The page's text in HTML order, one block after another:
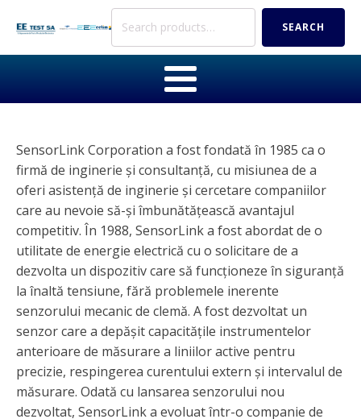
Search
SEARCH
SensorLink Corporation a fost fondată în 1985 ca o
firmă de inginerie și consultanță, cu misiunea de a
oferi asistență de inginerie și cercetare companiilor
care au nevoie să-și îmbunătățească avantajul
competitiv. În 1988, SensorLink a fost abordat de o
utilitate de energie electrică cu o solicitare de a
dezvolta un dispozitiv care să funcționeze în siguranță
la înaltă tensiune, fără problemele inerente
senzorului mecanic de clemă. A fost dezvoltat un
senzor care a depășit capacitățile instrumentelor
anterioare de măsurare a liniilor active pentru
precizie, respingerea curentului extern și intervalul de
măsurare. Odată cu lansarea senzorului nou
dezvoltat, SensorLink a evoluat într-o companie de